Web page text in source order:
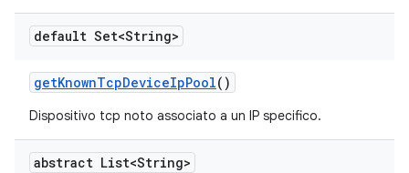
default Set<String>
getKnownTcpDeviceIpPool()
Dispositivo tcp noto associato a un IP specifico.
abstract List<String>